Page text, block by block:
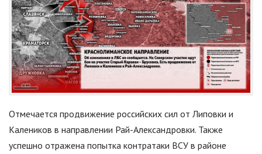
Отмечается продвижение российских сил от Липовки и
Калеников в направлении Рай-Александровки. Также
успешно отражена попытка контратаки ВСУ в районе